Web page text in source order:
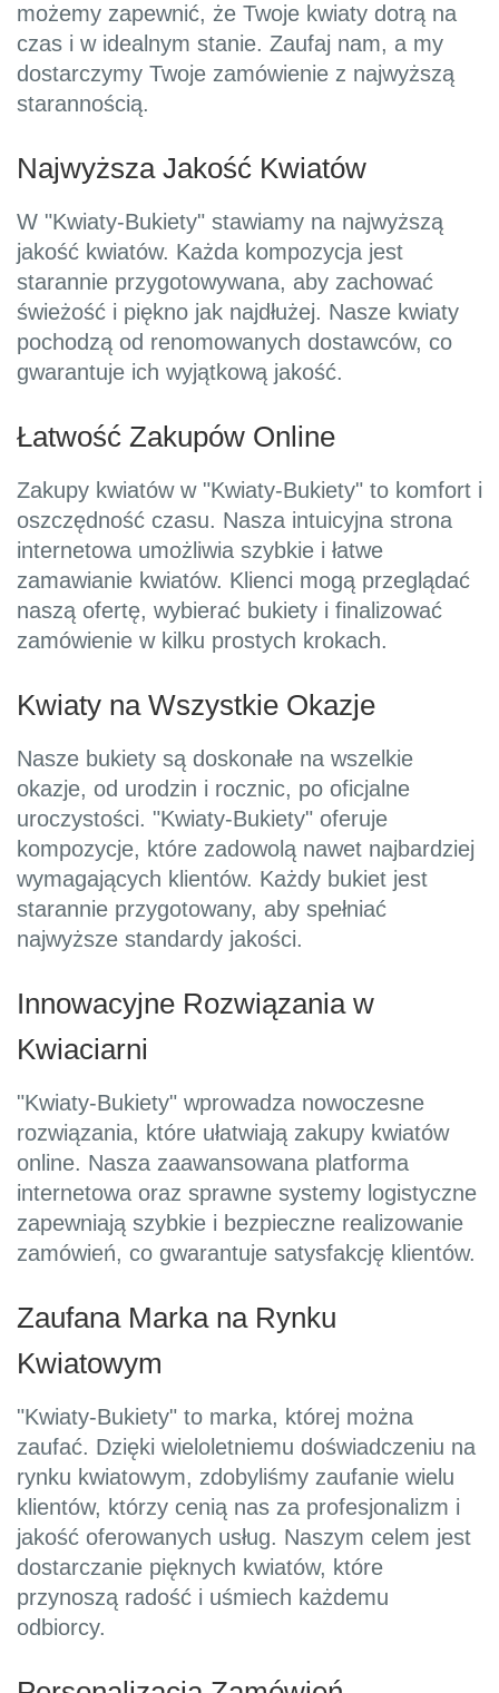
możemy zapewnić, że Twoje kwiaty dotrą na
czas i w idealnym stanie. Zaufaj nam, a my
dostarczymy Twoje zamówienie z najwyższą
starannością.
Najwyższa Jakość Kwiatów
W "Kwiaty-Bukiety" stawiamy na najwyższą
jakość kwiatów. Każda kompozycja jest
starannie przygotowywana, aby zachować
świeżość i piękno jak najdłużej. Nasze kwiaty
pochodzą od renomowanych dostawców, co
gwarantuje ich wyjątkową jakość.
Łatwość Zakupów Online
Zakupy kwiatów w "Kwiaty-Bukiety" to komfort i
oszczędność czasu. Nasza intuicyjna strona
internetowa umożliwia szybkie i łatwe
zamawianie kwiatów. Klienci mogą przeglądać
naszą ofertę, wybierać bukiety i finalizować
zamówienie w kilku prostych krokach.
Kwiaty na Wszystkie Okazje
Nasze bukiety są doskonałe na wszelkie
okazje, od urodzin i rocznic, po oficjalne
uroczystości. "Kwiaty-Bukiety" oferuje
kompozycje, które zadowolą nawet najbardziej
wymagających klientów. Każdy bukiet jest
starannie przygotowany, aby spełniać
najwyższe standardy jakości.
Innowacyjne Rozwiązania w
Kwiaciarni
"Kwiaty-Bukiety" wprowadza nowoczesne
rozwiązania, które ułatwiają zakupy kwiatów
online. Nasza zaawansowana platforma
internetowa oraz sprawne systemy logistyczne
zapewniają szybkie i bezpieczne realizowanie
zamówień, co gwarantuje satysfakcję klientów.
Zaufana Marka na Rynku
Kwiatowym
"Kwiaty-Bukiety" to marka, której można
zaufać. Dzięki wieloletniemu doświadczeniu na
rynku kwiatowym, zdobyliśmy zaufanie wielu
klientów, którzy cenią nas za profesjonalizm i
jakość oferowanych usług. Naszym celem jest
dostarczanie pięknych kwiatów, które
przynoszą radość i uśmiech każdemu
odbiorcy.